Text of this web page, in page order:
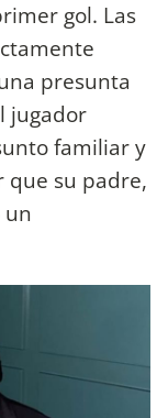
gol. Las
presunta
jugador
familiar y
que su padre,